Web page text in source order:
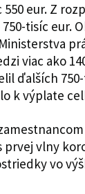
eur. Z
tisíc eur.
viac ako
ďalších
k výplate
vlny
vo